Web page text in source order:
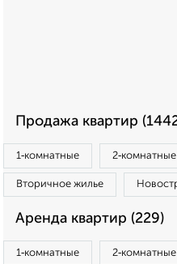
Продажа квартир
1‑комнатные 2‑комнатные
Вторичное жилье
Аренда квартир (229)
1‑комнатные 2‑комнатные